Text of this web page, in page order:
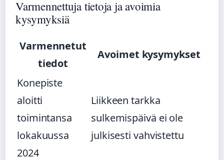
Varmennettuja tietoja ja avoimia
kysymyksiä
Varmennetut
tiedot
Avoimet kysymykset
Konepiste
aloitti
toimintansa
lokakuussa
2024
Liikkeen tarkka
sulkemispäivä ei ole
julkisesti vahvistettu